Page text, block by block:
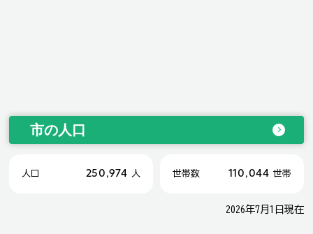
市の人口
人口 250,974 人 世帯数 110,044 世帯
2026年7月1日現在